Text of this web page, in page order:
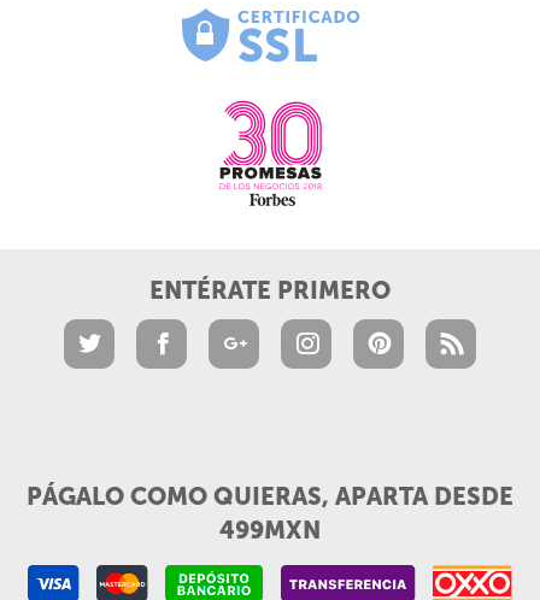
ENTÉRATE PRIMERO
PÁGALO COMO QUIERAS, APARTA DESDE
499MXN